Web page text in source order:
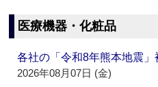
医療機器・化粧品
各社の「令和8年熊本地震」
2026年08月07日 (金)